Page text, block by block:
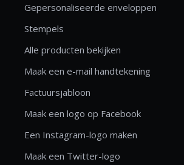
Gepersonaliseerde enveloppen
Stempels
Alle producten bekijken
Maak een e-mail handtekening
Factuursjabloon
Maak een logo op Facebook
Een Instagram-logo maken
Maak een Twitter-logo